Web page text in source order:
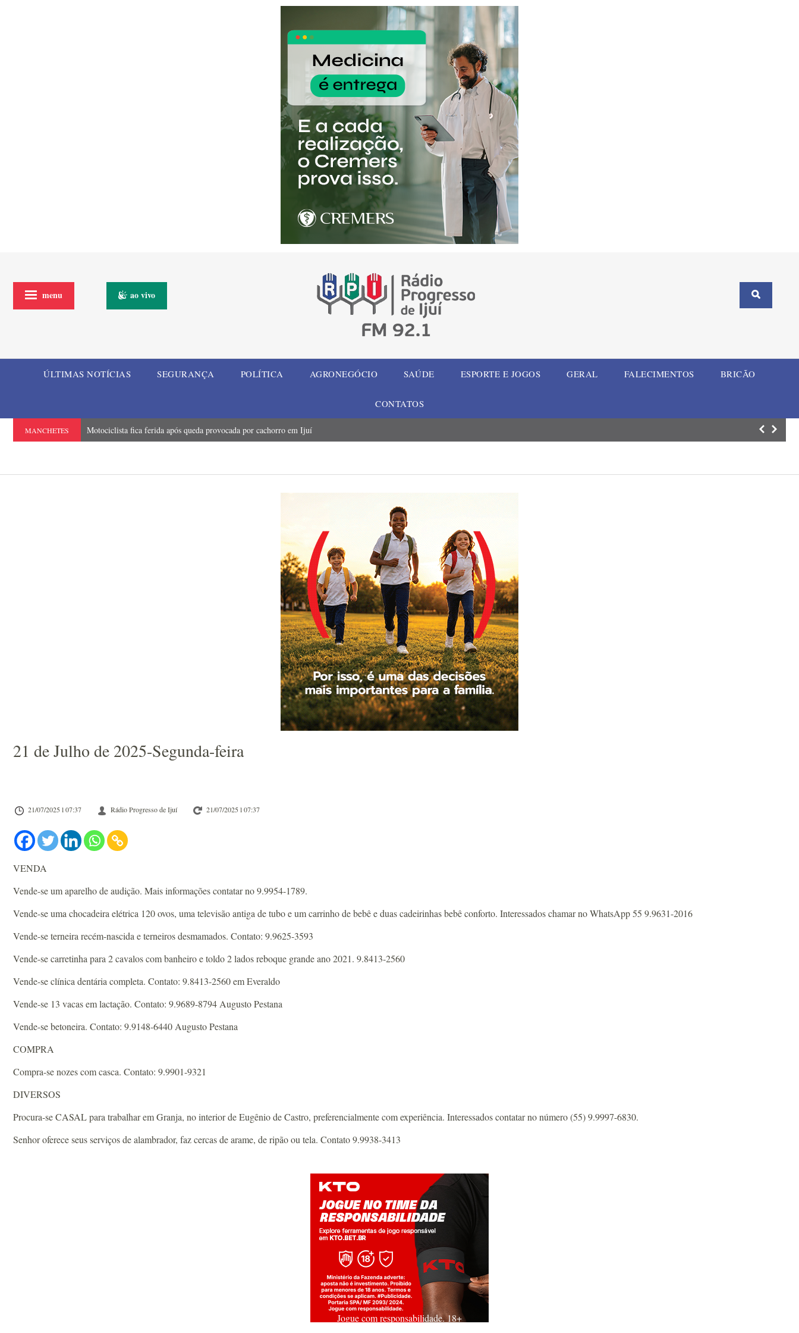
menu ao vivo
ÚLTIMAS NOTÍCIAS SEGURANÇA POLÍTICA AGRONEGÓCIO SAÚDE ESPORTE E JOGOS GERAL FALECIMENTOS BRICÃO
CONTATOS
MANCHETES Motociclista fica ferida após queda provocada por cachorro em Ijuí União
21 de Julho de 2025-Segunda-feira
21/07/2025 l 07:37 Rádio Progresso de Ijuí 21/07/2025 l 07:37
VENDA
Vende-se um aparelho de audição. Mais informações contatar no 9.9954-1789.
Vende-se uma chocadeira elétrica 120 ovos, uma televisão antiga de tubo e um carrinho de bebê e duas cadeirinhas bebê conforto. Interessados chamar no WhatsApp 55 9.9631-2016
Vende-se terneira recém-nascida e terneiros desmamados. Contato: 9.9625-3593
Vende-se carretinha para 2 cavalos com banheiro e toldo 2 lados reboque grande ano 2021. 9.8413-2560
Vende-se clínica dentária completa. Contato: 9.8413-2560 em Everaldo
Vende-se 13 vacas em lactação. Contato: 9.9689-8794 Augusto Pestana
Vende-se betoneira. Contato: 9.9148-6440 Augusto Pestana
COMPRA
Compra-se nozes com casca. Contato: 9.9901-9321
DIVERSOS
Procura-se CASAL para trabalhar em Granja, no interior de Eugênio de Castro, preferencialmente com experiência. Interessados contatar no número (55) 9.9997-6830.
Senhor oferece seus serviços de alambrador, faz cercas de arame, de ripão ou tela. Contato 9.9938-3413
Jogue com responsabilidade. 18+